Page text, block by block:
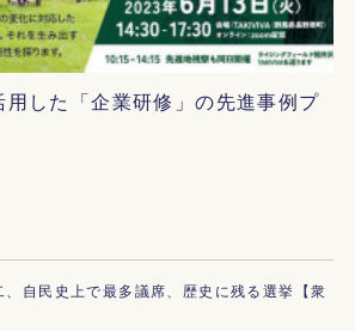
した「企業研修」の先進事例プ
自民史上で最多議席、歴史に残る選挙【衆